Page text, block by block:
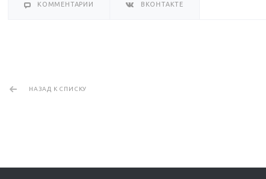
КОММЕНТАРИИ ВКОНТАКТЕ
НАЗАД К СПИСКУ